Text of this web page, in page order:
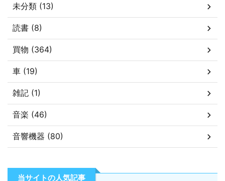
未分類 (13)
読書 (8)
買物 (364)
車 (19)
雑記 (1)
音楽 (46)
音響機器 (80)
当サイトの人気記事